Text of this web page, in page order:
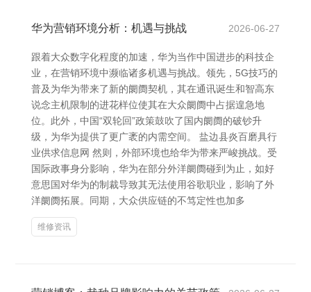
华为营销环境分析：机遇与挑战 2026-06-27
跟着大众数字化程度的加速，华为当作中国进步的科技企
业，在营销环境中濒临诸多机遇与挑战。领先，5G技巧的
普及为华为带来了新的阛阓契机，其在通讯诞生和智高东
说念主机限制的进花样位使其在大众阛阓中占据遑急地
位。此外，中国“双轮回”政策鼓吹了国内阛阓的破钞升
级，为华为提供了更广袤的内需空间。 盐边县炎百磨具行
业供求信息网 然则，外部环境也给华为带来严峻挑战。受
国际政事身分影响，华为在部分外洋阛阓碰到为止，如好
意思国对华为的制裁导致其无法使用谷歌职业，影响了外
洋阛阓拓展。同期，大众供应链的不笃定性也加多
维修资讯